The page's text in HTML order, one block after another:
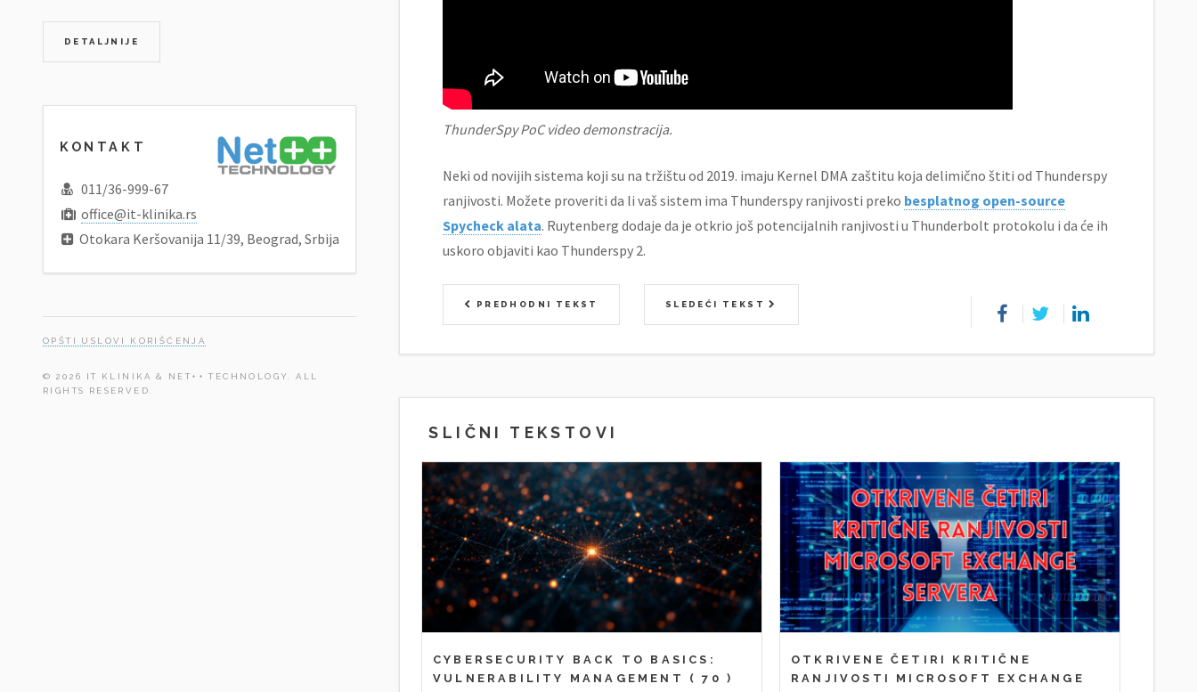
ThunderSpy PoC video demonstracija.
Neki od novijih sistema koji su na tržištu od 2019. imaju Kernel DMA zaštitu koja delimično štiti od Thunderspy
ranjivosti. Možete proveriti da li vaš sistem ima Thunderspy ranjivosti preko besplatnog open-source
Spycheck alata. Ruytenberg dodaje da je otkrio još potencijalnih ranjivosti u Thunderbolt protokolu i da će ih
uskoro objaviti kao Thunderspy 2.
PREDHODNI TEKST SLEDEĆI TEKST
SLIČNI TEKSTOVI
CYBERSECURITY BACK TO BASICS:
VULNERABILITY MANAGEMENT
( 70 )
OTKRIVENE ČETIRI KRITIČNE
RANJIVOSTI MICROSOFT EXCHANGE
DETALJNIJE
KONTAKT
011/36-999-67
office@it-klinika.rs
Otokara Keršovanija 11/39, Beograd, Srbija
OPŠTI USLOVI KORIŠĆENJA
© 2026 IT KLINIKA & NET++ TECHNOLOGY. ALL
RIGHTS RESERVED.